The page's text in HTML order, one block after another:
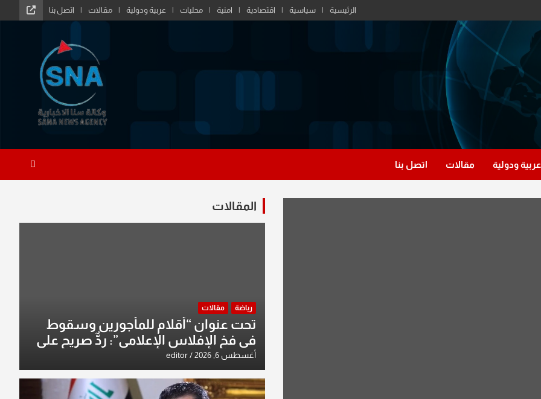
الرئيسية سياسية اقتصادية امنية محليات عربية ودولية مقالات اتصل بنا
عربية ودولية مقالات اتصل بنا
المقالات
رياضة مقالات
تحت عنوان “أقلام للمأجورين وسقوط
في فخ الإفلاس الإعلامي”: ردٌّ صريح على
افتراءات سمير الشكرجي
أغسطس 6, 2026 editor